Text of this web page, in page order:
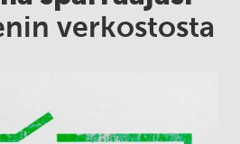
verkostosta